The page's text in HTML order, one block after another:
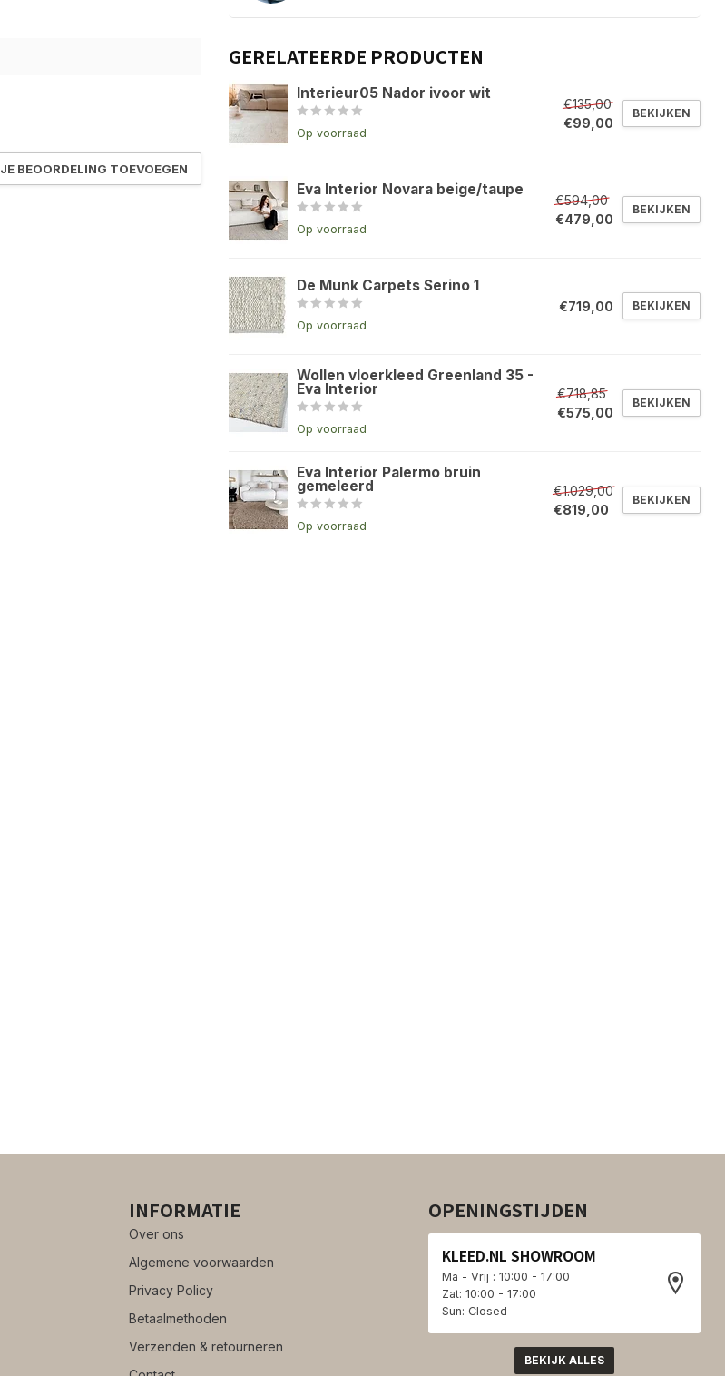
JE BEOORDELING TOEVOEGEN
GERELATEERDE PRODUCTEN
Interieur05 Nador ivoor wit
Op voorraad
€135,00
€99,00
BEKIJKEN
Eva Interior Novara beige/taupe
Op voorraad
€594,00
€479,00
BEKIJKEN
De Munk Carpets Serino 1
Op voorraad
€719,00 BEKIJKEN
Wollen vloerkleed Greenland 35 -
Eva Interior
Op voorraad
€718,85
€575,00
BEKIJKEN
Eva Interior Palermo bruin
gemeleerd
Op voorraad
€1.029,00
€819,00
BEKIJKEN
INFORMATIE
Over ons
Algemene voorwaarden
Privacy Policy
Betaalmethoden
Verzenden & retourneren
OPENINGSTIJDEN
KLEED.NL SHOWROOM
Ma - Vrij : 10:00 - 17:00
Zat: 10:00 - 17:00
Sun: Closed
BEKIJK ALLES